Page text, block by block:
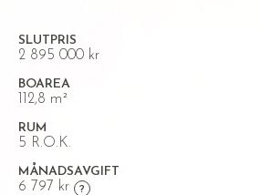
SLUTPRIS
2 895 000 kr
BOAREA
112,8 m²
RUM
5 R.O.K.
MÅNADSAVGIFT
6 797 kr